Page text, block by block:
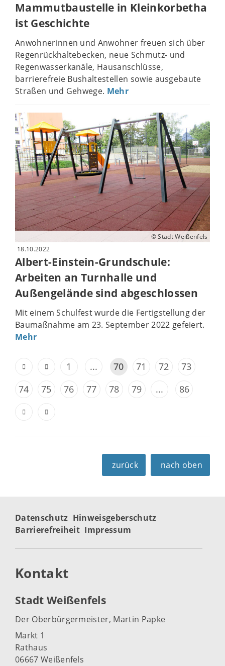
Mammutbaustelle in Kleinkorbetha
ist Geschichte
Anwohnerinnen und Anwohner freuen sich über
Regenrückhaltebecken, neue Schmutz- und
Regenwasserkanäle, Hausanschlüsse,
barrierefreie Bushaltestellen sowie ausgebaute
Straßen und Gehwege. Mehr
© Stadt Weißenfels
18.10.2022
Albert-Einstein-Grundschule:
Arbeiten an Turnhalle und
Außengelände sind abgeschlossen
Mit einem Schulfest wurde die Fertigstellung der
Baumaßnahme am 23. September 2022 gefeiert.
Mehr
1 ... 70 71 72
73
74
75 76 77 78 79 ... 86
zurück nach oben
Datenschutz Hinweisgeberschutz
Barrierefreiheit Impressum
Kontakt
Stadt Weißenfels
Der Oberbürgermeister, Martin Papke
Markt 1
Rathaus
06667 Weißenfels